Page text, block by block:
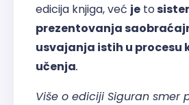
edicija knjiga, već je to
prezentovanja
usvajanja istih u procesu
učenja.
Više o ediciji Siguran smer